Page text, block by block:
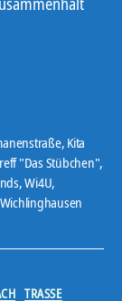
, Kita
"Das Stübchen",
,Wi4U,
TRASSE